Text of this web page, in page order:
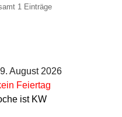
1 Einträge
August 2026
Feiertag
ist KW